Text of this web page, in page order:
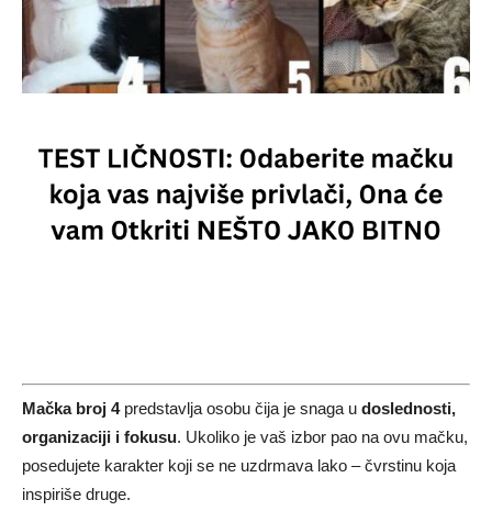
Mačka broj 4predstavlja osobu čija je snaga u doslednosti,
organizaciji i fokusu. Ukoliko je vaš izbor pao na ovu mačku,
posedujete karakter koji se ne uzdrmava lako – čvrstinu koja
inspiriše druge.